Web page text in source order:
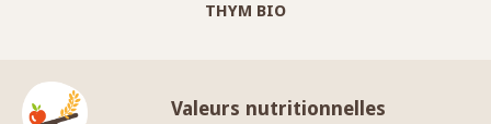
THYM BIO
Valeurs nutritionnelles